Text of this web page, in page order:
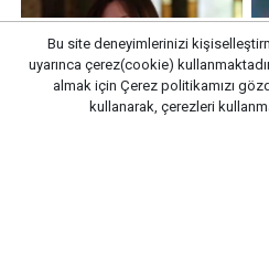
Bu site deneyimlerinizi
uyarınca çerez(cookie)
almak için Çerez politikamızı
kullanarak, çerezleri